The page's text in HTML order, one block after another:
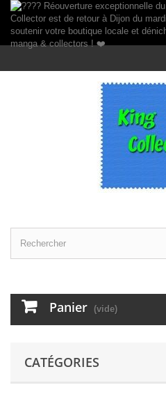
Panier (vide)
CATÉGORIES